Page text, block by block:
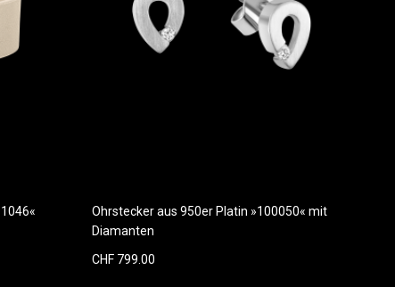
Ohrstecker aus 950er Platin »100050« mit
Diamanten
CHF 799.00